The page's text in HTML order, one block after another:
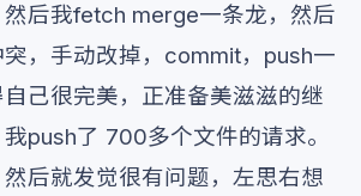
后我fetch merge一条龙，然后
，手动改掉，commit，push一
己很完美，正准备美滋滋的继
push了 700多个文件的请求。
后就发觉很有问题，左思右想